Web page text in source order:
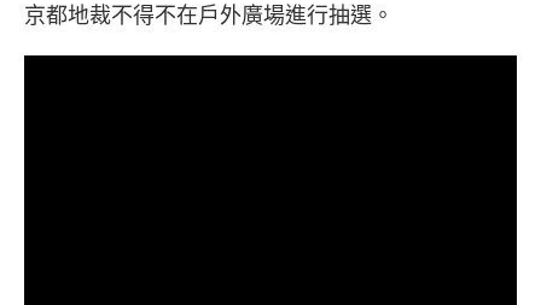
京都地裁不得不在戶外廣場進行抽選。